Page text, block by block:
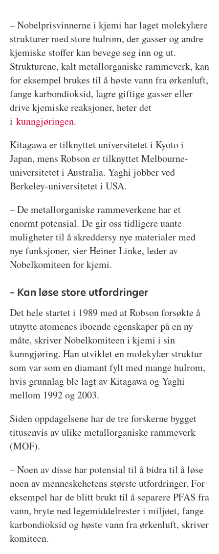
– Nobelprisvinnerne i kjemi har laget molekylære
strukturer med store hulrom, der gasser og andre
kjemiske stoffer kan bevege seg inn og ut.
Strukturene, kalt metallorganiske rammeverk, kan
for eksempel brukes til å høste vann fra ørkenluft,
fange karbondioksid, lagre giftige gasser eller
drive kjemiske reaksjoner, heter det
i kunngjøringen.
Kitagawa er tilknyttet universitetet i Kyoto i
Japan, mens Robson er tilknyttet Melbourne-
universitetet i Australia. Yaghi jobber ved
Berkeley-universitetet i USA.
– De metallorganiske rammeverkene har et
enormt potensial. De gir oss tidligere uante
muligheter til å skreddersy nye materialer med
nye funksjoner, sier Heiner Linke, leder av
Nobelkomiteen for kjemi.
– Kan løse store utfordringer
Det hele startet i 1989 med at Robson forsøkte å
utnytte atomenes iboende egenskaper på en ny
måte, skriver Nobelkomiteen i kjemi i sin
kunngjøring. Han utviklet en molekylær struktur
som var som en diamant fylt med mange hulrom,
hvis grunnlag ble lagt av Kitagawa og Yaghi
mellom 1992 og 2003.
Siden oppdagelsene har de tre forskerne bygget
titusenvis av ulike metallorganiske rammeverk
(MOF).
– Noen av disse har potensial til å bidra til å løse
noen av menneskehetens største utfordringer. For
eksempel har de blitt brukt til å separere PFAS fra
vann, bryte ned legemiddelrester i miljøet, fange
karbondioksid og høste vann fra ørkenluft, skriver
komiteen.